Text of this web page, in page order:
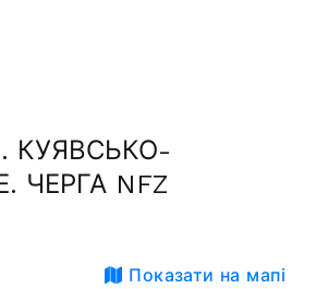
КУЯВСЬКО-
ЧЕРГА NFZ
Показати на мапі